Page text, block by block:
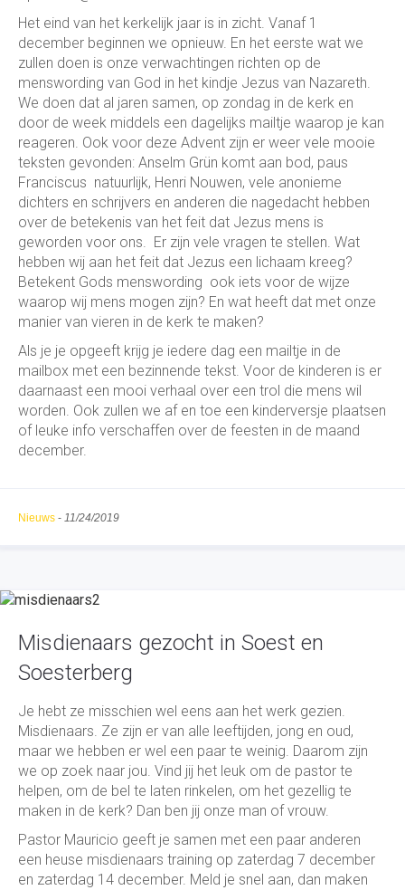
Het eind van het kerkelijk jaar is in zicht. Vanaf 1
december beginnen we opnieuw. En het eerste wat we
zullen doen is onze verwachtingen richten op de
menswording van God in het kindje Jezus van Nazareth.
We doen dat al jaren samen, op zondag in de kerk en
door de week middels een dagelijks mailtje waarop je kan
reageren. Ook voor deze Advent zijn er weer vele mooie
teksten gevonden: Anselm Grün komt aan bod, paus
Franciscus natuurlijk, Henri Nouwen, vele anonieme
dichters en schrijvers en anderen die nagedacht hebben
over de betekenis van het feit dat Jezus mens is
geworden voor ons. Er zijn vele vragen te stellen. Wat
hebben wij aan het feit dat Jezus een lichaam kreeg?
Betekent Gods menswording ook iets voor de wijze
waarop wij mens mogen zijn? En wat heeft dat met onze
manier van vieren in de kerk te maken?
Als je je opgeeft krijg je iedere dag een mailtje in de
mailbox met een bezinnende tekst. Voor de kinderen is er
daarnaast een mooi verhaal over een trol die mens wil
worden. Ook zullen we af en toe een kinderversje plaatsen
of leuke info verschaffen over de feesten in de maand
december.
Nieuws - 11/24/2019
Misdienaars gezocht in Soest en
Soesterberg
Je hebt ze misschien wel eens aan het werk gezien.
Misdienaars. Ze zijn er van alle leeftijden, jong en oud,
maar we hebben er wel een paar te weinig. Daarom zijn
we op zoek naar jou. Vind jij het leuk om de pastor te
helpen, om de bel te laten rinkelen, om het gezellig te
maken in de kerk? Dan ben jij onze man of vrouw.
Pastor Mauricio geeft je samen met een paar anderen
een heuse misdienaars training op zaterdag 7 december
en zaterdag 14 december. Meld je snel aan, dan maken